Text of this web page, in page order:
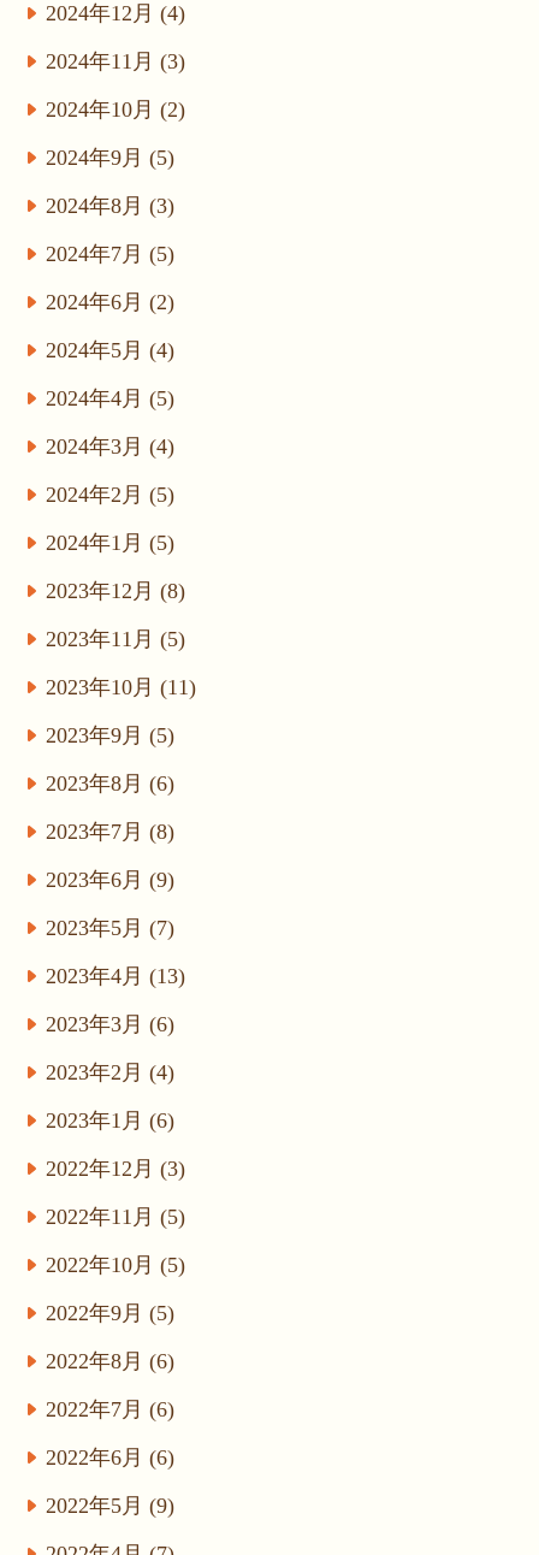
2024年12月 (4)
2024年11月 (3)
2024年10月 (2)
2024年9月 (5)
2024年8月 (3)
2024年7月 (5)
2024年6月 (2)
2024年5月 (4)
2024年4月 (5)
2024年3月 (4)
2024年2月 (5)
2024年1月 (5)
2023年12月 (8)
2023年11月 (5)
2023年10月 (11)
2023年9月 (5)
2023年8月 (6)
2023年7月 (8)
2023年6月 (9)
2023年5月 (7)
2023年4月 (13)
2023年3月 (6)
2023年2月 (4)
2023年1月 (6)
2022年12月 (3)
2022年11月 (5)
2022年10月 (5)
2022年9月 (5)
2022年8月 (6)
2022年7月 (6)
2022年6月 (6)
2022年5月 (9)